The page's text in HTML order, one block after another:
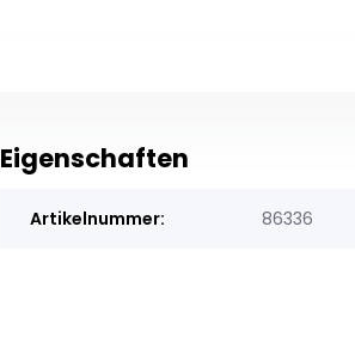
Eigenschaften
Artikelnummer: 86336